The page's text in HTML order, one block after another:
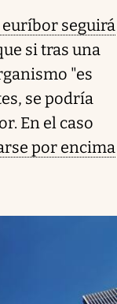
seguirá
si tras una
"es
se podría
En el caso
por encima